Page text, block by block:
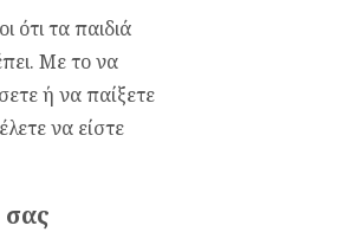
ότι τα παιδιά
Με το να
ή να παίξετε
να είστε